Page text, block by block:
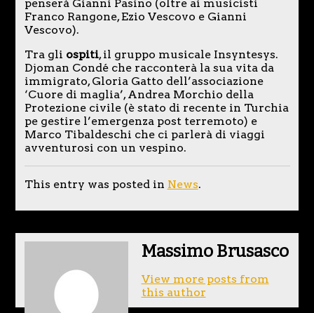
penserà Gianni Pasino (oltre ai musicisti
Franco Rangone, Ezio Vescovo e Gianni
Vescovo).
Tra gli ospiti, il gruppo musicale Insyntesys.
Djoman Condé che racconterà la sua vita da
immigrato, Gloria Gatto dell’associazione
‘Cuore di maglia’, Andrea Morchio della
Protezione civile (è stato di recente in Turchia
pe gestire l’emergenza post terremoto) e
Marco Tibaldeschi che ci parlerà di viaggi
avventurosi con un vespino.
This entry was posted in News.
Massimo Brusasco
View more posts from
this author